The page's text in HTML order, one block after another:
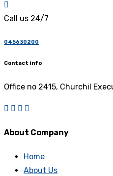
Call us 24/7
045630200
Contact info
Office no 2415, Churchil
About Company
Home
About Us